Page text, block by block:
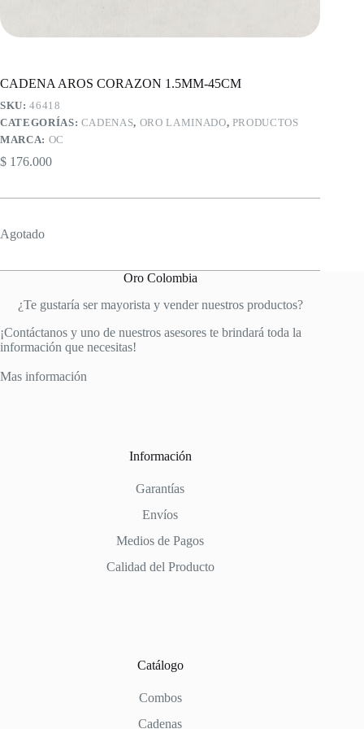
CADENA AROS CORAZON 1.5MM-45CM
SKU:46418
CATEGORÍAS: CADENAS, ORO LAMINADO, PRODUCTOS
MARCA: OC
$ 176.000
Agotado
Oro Colombia
¿Te gustaría ser mayorista y vender nuestros productos?
¡Contáctanos y uno de nuestros asesores te brindará toda la
información que necesitas!
Mas información
Información
Garantías
Envíos
Medios de Pagos
Calidad del Producto
Catálogo
Combos
Cadenas